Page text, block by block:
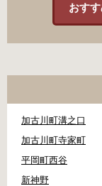
おす
加古川町溝之口
加古川町寺家町
平岡町西谷
新神野